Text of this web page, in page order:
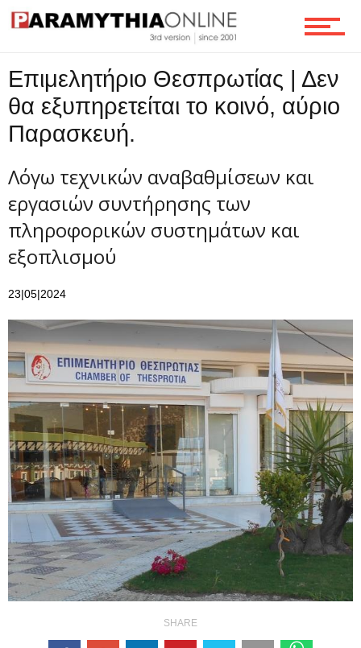
Ροή
Επικοινωνία
Επιμελητήριο Θεσπρωτίας | Δεν
θα εξυπηρετείται το κοινό, αύριο
Παρασκευή.
Λόγω τεχνικών αναβαθμίσεων και
εργασιών συντήρησης των
πληροφορικών συστημάτων και
εξοπλισμού
23|05|2024
SHARE